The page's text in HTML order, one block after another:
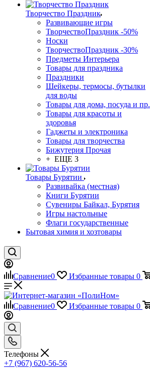
Творчество Праздник
Развивающие игры
ТворчествоПраздник -50%
Носки
ТворчествоПраздник -30%
Предметы Интерьера
Товары для праздника
Праздники
Шейкеры, термосы, бутылки
для воды
Товары для дома, посуда и пр.
Товары для красоты и
здоровья
Гаджеты и электроника
Товары для творчества
Бижутерия Прочая
+ ЕЩЕ 3
Товары Бурятии
Развивайка (местная)
Книги Бурятии
Сувениры Байкал, Бурятия
Игры настольные
Флаги государственные
Бытовая химия и хозтовары
Сравнение0 Избранные товары 0
Сравнение0 Избранные товары 0
Телефоны
+7 (967) 620-56-56